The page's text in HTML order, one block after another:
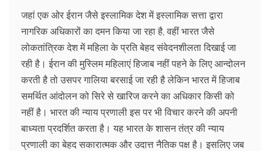
जहां एक ओर ईरान जैसे इस्लामिक देश में इस्लामिक सत्ता द्वारा
नागरिक अधिकारों का दमन किया जा रहा है, वहीं भारत जैसे
लोकतांत्रिक देश में महिला के प्रति बेहद संवेदनशीलता दिखाई जा
रही है। ईरान की मुस्लिम महिलाएं हिजाब नहीं पहने के लिए आन्दोलन
करती है तो उसपर गालिया बरसाई जा रही है लेकिन भारत में हिजाब
समर्थित आंदोलन को सिरे से खारिज करने का अधिकार किसी को
नहीं है। भारत की न्याय प्रणाली इस पर भी विचार करने की अपनी
बाध्यता प्रदर्शित करता है। यह भारत के शासन तंत्र की न्याय
प्रणाली का बेहद सकारात्मक और उदात्त नैतिक पक्ष है। इसलिए जब